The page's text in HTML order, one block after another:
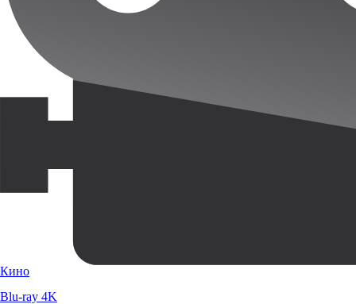
Кино
Blu-ray 4K